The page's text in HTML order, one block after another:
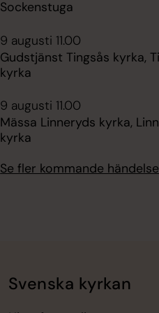
Sockenstuga
9 augusti 11.00
Gudstjänst Tingsås kyrka,
kyrka
9 augusti 11.00
Mässa Linneryds kyrka,
kyrka
Se fler kommande
Svenska kyrkan